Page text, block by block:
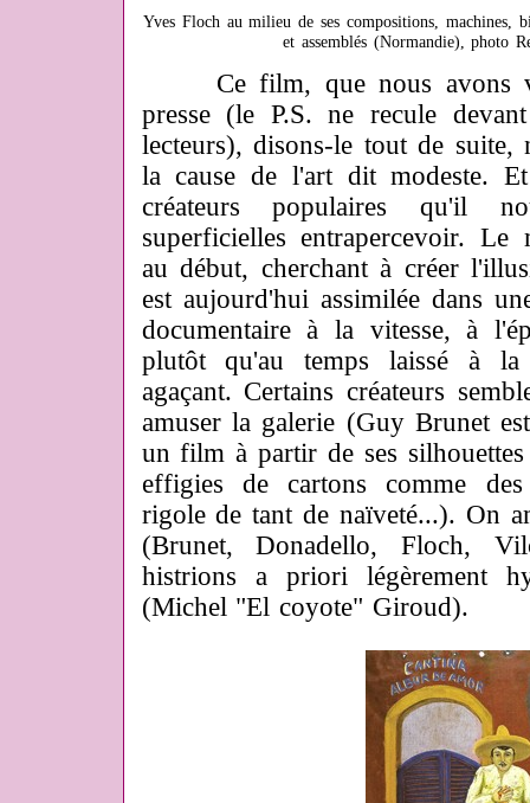
Yves Floch au milieu de ses compositions, machines,
et assemblés (Normandie), photo
Ce film, que nous avons
presse (le P.S. ne recule
lecteurs), disons-le tout de suite,
la cause de l'art dit modeste.
créateurs populaires qu'il
superficielles entrapercevoir. Le
au début, cherchant à créer
est aujourd'hui assimilée dans
documentaire à la vitesse, à
plutôt qu'au temps laissé à
agaçant. Certains créateurs
amuser la galerie (Guy Brunet
un film à partir de ses
effigies de cartons comme
rigole de tant de naïveté...). On
(Brunet, Donadello, Floch,
histrions a priori légèrement
(Michel "El coyote" Giroud).